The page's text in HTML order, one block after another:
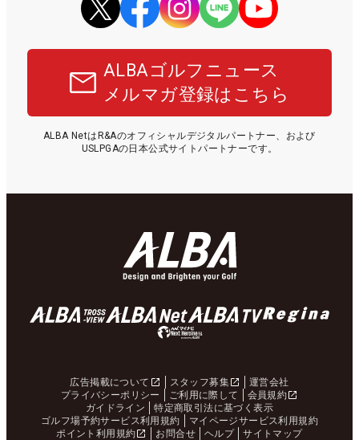
ALBAゴルフニュース
メルマガ登録はこちら
ALBA NetはR&Aのオフィシャルデジタルパートナー、および
USLPGAの日本公式サイトパートナーです。
広告掲載について スタッフ募集
運営会社
プライバシーポリシー
ご利用に際して
会員規約
ガイドライン
特定商取引法に基づく表示
ゴルフ場予約サービス利用規約
マイページサービス利用規約
ポイント利用規約
お問合せ ヘルプ サイトマップ